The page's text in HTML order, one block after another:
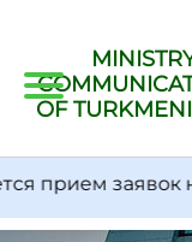
OF
заявок на